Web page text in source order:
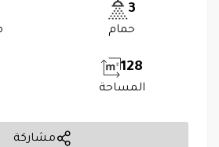
3
حمام
128
المساحة
مشاركة